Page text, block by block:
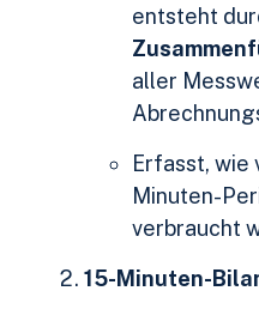
entsteht
aller
Erfasst, wie
Minuten-
verbraucht
15-Minuten-